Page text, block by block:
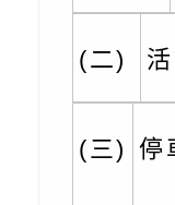
員專
北
訓練
礙聯
少
台灣
月
多
檢
月
桃
(二)
(三) 停